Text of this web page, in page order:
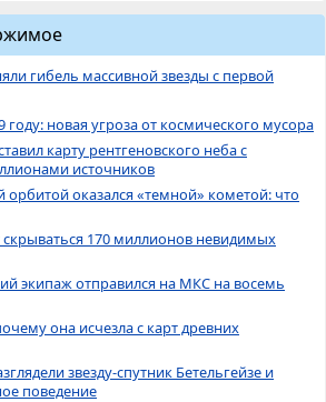
гибель массивной звезды с первой
году: новая угроза от космического мусора
карту рентгеновского неба с
источников
орбитой оказался «темной» кометой: что
170 миллионов невидимых
экипаж отправился на МКС на восемь
она исчезла с карт древних
звезду-спутник Бетельгейзе и
поведение